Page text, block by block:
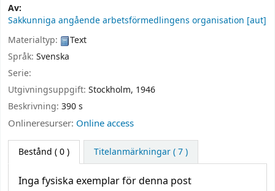
Av:
Sakkunniga angående arbetsförmedlingens organisation [aut]
Materialtyp:
Text
Språk: Svenska
Serie:
Utgivningsuppgift: Stockholm, 1946
Beskrivning: 390 s
Onlineresurser: Online access
Bestånd ( 0 ) Titelanmärkningar ( 7 )
Inga fysiska exemplar för denna post